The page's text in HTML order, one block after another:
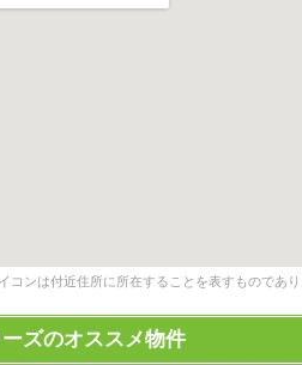
コンは付近住所に所在することを表すものであ
ズのオススメ物件